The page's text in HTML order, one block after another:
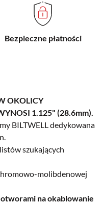
Bezpieczne płatności
OKOLICY
1.125" (28.6mm).
BILTWELL dedykowana
szukających
molibdenowej
na okablowanie